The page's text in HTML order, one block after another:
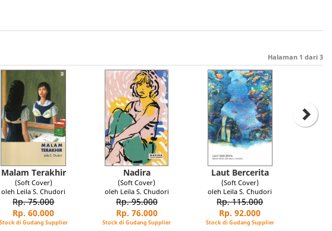
Halaman 1 dari 3
Malam Terakhir
(Soft Cover)
oleh Leila S. Chudori
Rp. 75.000
Rp. 60.000
Stock di Gudang Supplier
Nadira
(Soft Cover)
oleh Leila S. Chudori
Rp. 95.000
Rp. 76.000
Stock di Gudang Supplier
Laut Bercerita
(Soft Cover)
oleh Leila S. Chudori
Rp. 115.000
Rp. 92.000
Stock di Gudang Supplier